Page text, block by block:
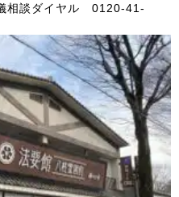
相談ダイヤル 0120-41-